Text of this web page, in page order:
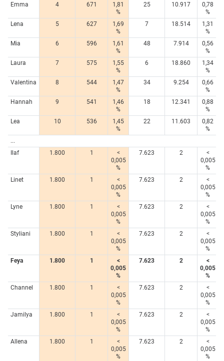
Emma
4 671
1,81
%
25 10.917
0,78
%
Lena
5 627
1,69
%
7 18.514
1,31
%
Mia
6 596
1,61
%
48 7.914
0,56
%
Laura
7 575
1,55
%
6 18.860
1,34
%
Valentina
8 544
1,47
%
34 9.254
0,66
%
Hannah
9 541
1,46
%
18 12.341
0,88
%
Lea
10 536
1,45
%
22 11.603
0,82
%
...
Ilaf
1.800 1
<
0,005
%
7.623 2
<
0,005
%
Linet
1.800 1
<
0,005
%
7.623 2
<
0,005
%
Lyne
1.800 1
<
0,005
%
7.623 2
<
0,005
%
Styliani
1.800 1
<
0,005
%
7.623 2
<
0,005
%
Feya
1.800 1
<
0,005
%
7.623 2
<
0,005
%
Channel
1.800 1
<
0,005
%
7.623 2
<
0,005
%
Jamilya
1.800 1
<
0,005
%
7.623 2
<
0,005
%
Allena
1.800 1
<
0,005
%
7.623 2
<
0,005
%